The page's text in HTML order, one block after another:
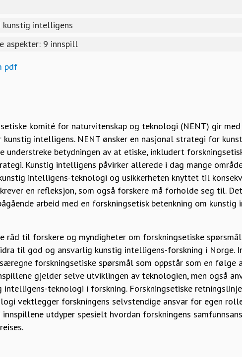
kunstig intelligens
aspekter: 9 innspill
pdf
komité for naturvitenskap og teknologi (NENT) gir
intelligens. NENT ønsker en nasjonal strategi for
understreke betydningen av at etiske, inkludert
Kunstig intelligens påvirker allerede i dag mange
intelligens-teknologi og usikkerheten knyttet til
en refleksjon, som også forskere må forholde seg til.
arbeid med en forskningsetisk betenkning om kunstig
råd til forskere og myndigheter om forskningsetiske
til god og ansvarlig kunstig intelligens-forskning i Norge.
forskningsetiske spørsmål som oppstår som en følge
gjelder selve utviklingen av teknologien, men også
teknologi i forskning. Forskningsetiske
vektlegger forskningens selvstendige ansvar for egen
utdyper spesielt hvordan forskningens